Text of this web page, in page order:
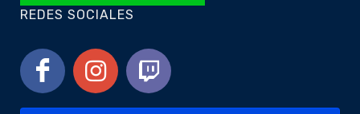
REDES SOCIALES